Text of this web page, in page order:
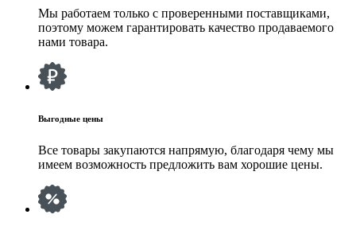
Мы работаем только с проверенными поставщиками,
поэтому можем гарантировать качество продаваемого
нами товара.
Выгодные цены
Все товары закупаются напрямую, благодаря чему мы
имеем возможность предложить вам хорошие цены.